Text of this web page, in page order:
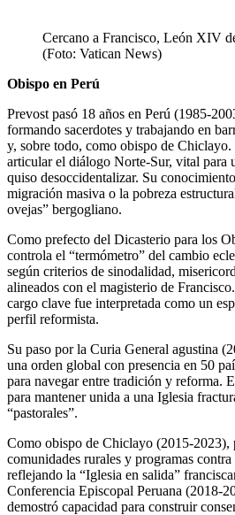
Cercano a Francisco, León XIV
(Foto: Vatican News)
Obispo en Perú
Prevost pasó 18 años en Perú (1985-
formando sacerdotes y trabajando en
y, sobre todo, como obispo de Chiclayo.
articular el diálogo Norte-Sur, vital para
quiso desoccidentalizar. Su
migración masiva o la pobreza
ovejas” bergogliano.
Como prefecto del Dicasterio para los
controla el “termómetro” del cambio
según criterios de sinodalidad,
alineados con el magisterio de
cargo clave fue interpretada como un
perfil reformista.
Su paso por la Curia General agustina
una orden global con presencia en 50
para navegar entre tradición y reforma.
para mantener unida a una Iglesia
“pastorales”.
Como obispo de Chiclayo (2015-2023),
comunidades rurales y programas
reflejando la “Iglesia en salida”
Conferencia Episcopal Peruana (2018-
demostró capacidad para construir